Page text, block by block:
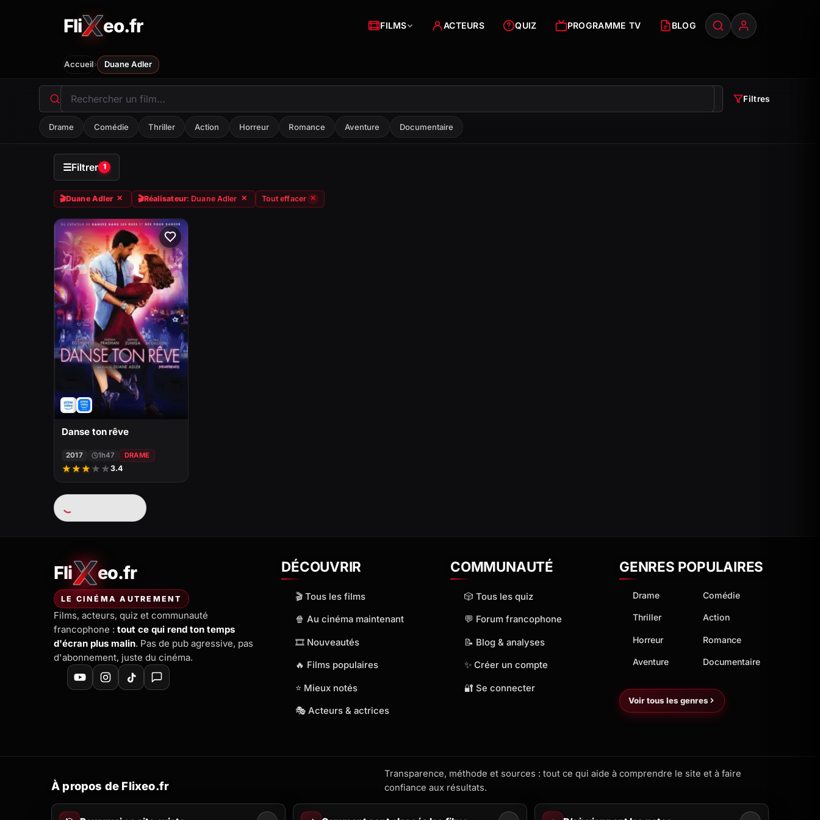
Fli eo.fr
FliXeo.fr
Accueil
FILMS ACTEURS QUIZ PROGRAMME TV BLOG
Accueil› Duane Adler
Filtres
Drame Comédie Thriller Action Horreur Romance Aventure Documentaire
☰Filtrer 1
🎬Duane Adler ✕ 🎬Réalisateur: Duane Adler ✕ Tout effacer ✕
Danse ton rêve
2017 1h47 DRAME
★★★ ★ ★3.4
Fli eo.fr
FliXeo.fr
—
Accueil
LE CINÉMA AUTREMENT
Films, acteurs, quiz et communauté
francophone : tout ce qui rend ton temps
d'écran plus malin. Pas de pub agressive, pas
d'abonnement, juste du cinéma.
DÉCOUVRIR
🎬 Tous les films
🍿 Au cinéma maintenant
🎞️ Nouveautés
🔥 Films populaires
⭐ Mieux notés
🎭 Acteurs & actrices
COMMUNAUTÉ
🎲 Tous les quiz
💬 Forum francophone
📝 Blog & analyses
✨ Créer un compte
🔐 Se connecter
GENRES POPULAIRES
Drame Comédie
Thriller Action
Horreur Romance
Aventure Documentaire
Voir tous les genres
À propos de Flixeo.fr
Transparence, méthode et sources : tout ce qui aide à comprendre le site et à faire
confiance aux résultats.